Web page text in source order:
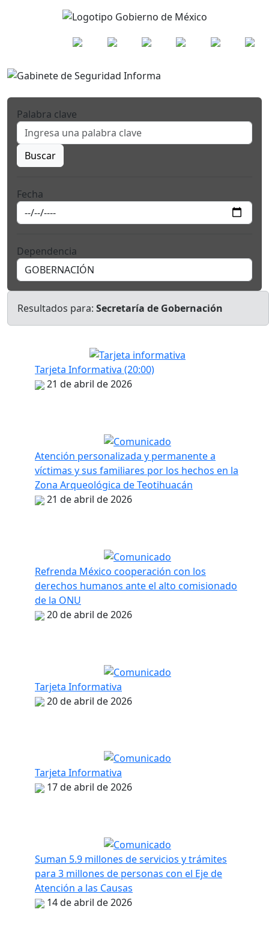
Palabra clave
Buscar
Fecha
Dependencia
Resultados para: Secretaría de Gobernación
Tarjeta Informativa (20:00)
21 de abril de 2026
Atención personalizada y permanente a
víctimas y sus familiares por los hechos en la
Zona Arqueológica de Teotihuacán
21 de abril de 2026
Refrenda México cooperación con los
derechos humanos ante el alto comisionado
de la ONU
20 de abril de 2026
Tarjeta Informativa
20 de abril de 2026
Tarjeta Informativa
17 de abril de 2026
Suman 5.9 millones de servicios y trámites
para 3 millones de personas con el Eje de
Atención a las Causas
14 de abril de 2026